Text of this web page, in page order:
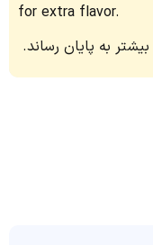
for extra flavor.
به پایان رساند.